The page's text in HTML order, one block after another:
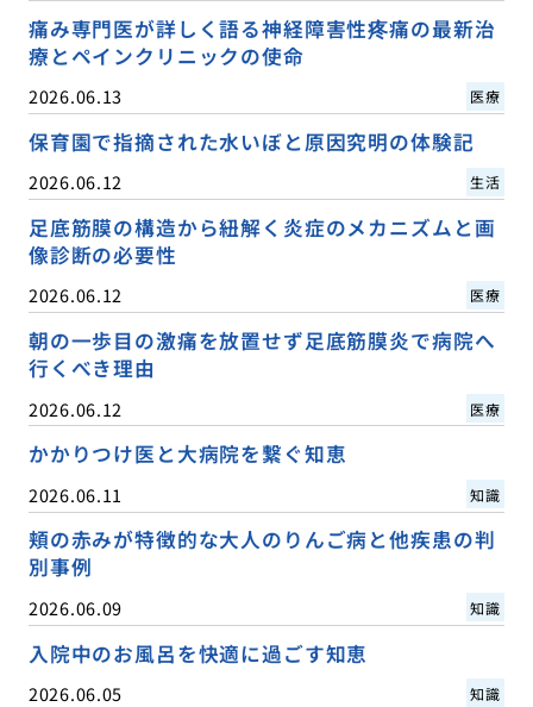
痛み専門医が詳しく語る神経障害性疼痛の最新治
療とペインクリニックの使命
2026.06.13 医療
保育園で指摘された水いぼと原因究明の体験記
2026.06.12 生活
足底筋膜の構造から紐解く炎症のメカニズムと画
像診断の必要性
2026.06.12 医療
朝の一歩目の激痛を放置せず足底筋膜炎で病院へ
行くべき理由
2026.06.12 医療
かかりつけ医と大病院を繋ぐ知恵
2026.06.11 知識
頬の赤みが特徴的な大人のりんご病と他疾患の判
別事例
2026.06.09 知識
入院中のお風呂を快適に過ごす知恵
2026.06.05 知識